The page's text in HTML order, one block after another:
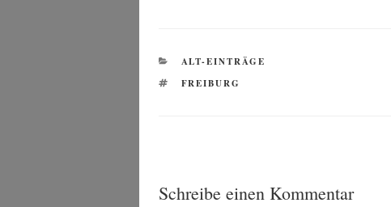
KATEGORIEN
ALT-EINTRÄGE
SCHLAGWÖRTER
FREIBURG
Schreibe einen Kommentar